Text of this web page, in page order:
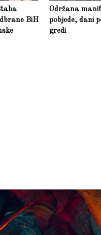
BiH
Održana
pobjede, dani
gredi